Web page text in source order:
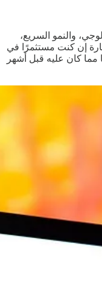
والنمو السريع،
سارة إن كنت مستثمرًا في
مما كان عليه قبل أشهر